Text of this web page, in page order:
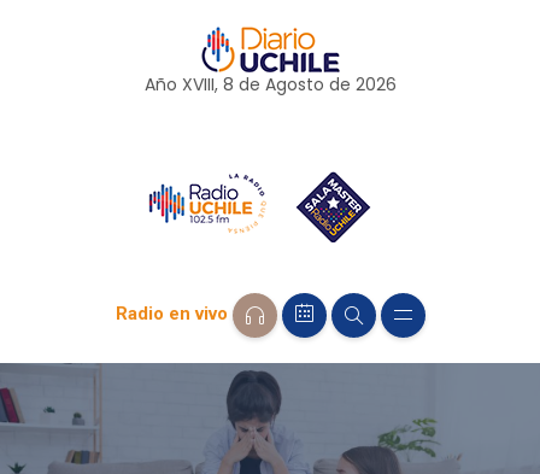
Año XVIII, 8 de Agosto de 2026
Radio en vivo